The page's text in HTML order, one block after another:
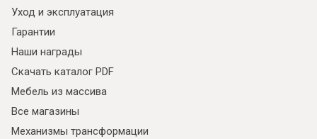
Уход и эксплуатация
Гарантии
Наши награды
Скачать каталог PDF
Мебель из массива
Все магазины
Механизмы трансформации